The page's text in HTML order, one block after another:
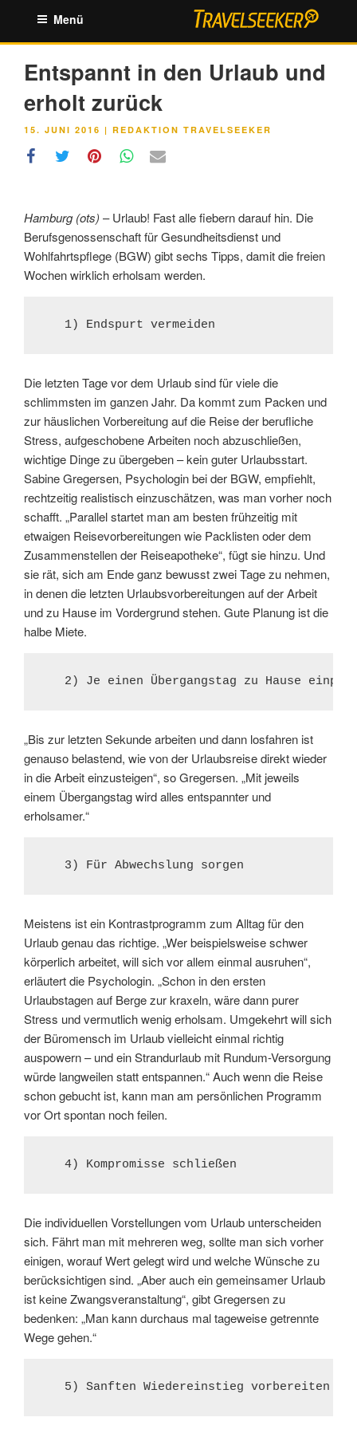
springen
Menü
Entspannt in den Urlaub und
erholt zurück
VERÖFFENTLICHT
15. JUNI 2016 | REDAKTION TRAVELSEEKER
Hamburg (ots) – Urlaub! Fast alle fiebern darauf hin. Die
Berufsgenossenschaft für Gesundheitsdienst und
Wohlfahrtspflege (BGW) gibt sechs Tipps, damit die freien
Wochen wirklich erholsam werden.
   1) Endspurt vermeiden
Die letzten Tage vor dem Urlaub sind für viele die
schlimmsten im ganzen Jahr. Da kommt zum Packen und
zur häuslichen Vorbereitung auf die Reise der berufliche
Stress, aufgeschobene Arbeiten noch abzuschließen,
wichtige Dinge zu übergeben – kein guter Urlaubsstart.
Sabine Gregersen, Psychologin bei der BGW, empfiehlt,
rechtzeitig realistisch einzuschätzen, was man vorher noch
schafft. „Parallel startet man am besten frühzeitig mit
etwaigen Reisevorbereitungen wie Packlisten oder dem
Zusammenstellen der Reiseapotheke“, fügt sie hinzu. Und
sie rät, sich am Ende ganz bewusst zwei Tage zu nehmen,
in denen die letzten Urlaubsvorbereitungen auf der Arbeit
und zu Hause im Vordergrund stehen. Gute Planung ist die
halbe Miete.
2) Je einen Übergangstag zu Hause
„Bis zur letzten Sekunde arbeiten und dann losfahren ist
genauso belastend, wie von der Urlaubsreise direkt wieder
in die Arbeit einzusteigen“, so Gregersen. „Mit jeweils
einem Übergangstag wird alles entspannter und
erholsamer.“
   3) Für Abwechslung sorgen
Meistens ist ein Kontrastprogramm zum Alltag für den
Urlaub genau das richtige. „Wer beispielsweise schwer
körperlich arbeitet, will sich vor allem einmal ausruhen“,
erläutert die Psychologin. „Schon in den ersten
Urlaubstagen auf Berge zur kraxeln, wäre dann purer
Stress und vermutlich wenig erholsam. Umgekehrt will sich
der Büromensch im Urlaub vielleicht einmal richtig
auspowern – und ein Strandurlaub mit Rundum-Versorgung
würde langweilen statt entspannen.“ Auch wenn die Reise
schon gebucht ist, kann man am persönlichen Programm
vor Ort spontan noch feilen.
   4) Kompromisse schließen
Die individuellen Vorstellungen vom Urlaub unterscheiden
sich. Fährt man mit mehreren weg, sollte man sich vorher
einigen, worauf Wert gelegt wird und welche Wünsche zu
berücksichtigen sind. „Aber auch ein gemeinsamer Urlaub
ist keine Zwangsveranstaltung“, gibt Gregersen zu
bedenken: „Man kann durchaus mal tageweise getrennte
Wege gehen.“
   5) Sanften Wiedereinstieg vorbereiten